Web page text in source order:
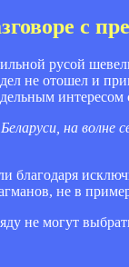
с
русой
не отошел и
интересом
на волне
благодаря
не в
не могут